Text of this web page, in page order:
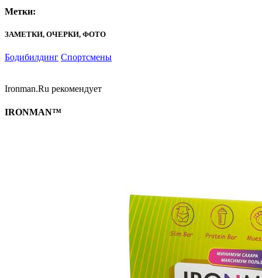
Метки:
ЗАМЕТКИ, ОЧЕРКИ, ФОТО
Бодибилдинг Спортсмены
Ironman.Ru рекомендует
IRONMAN™